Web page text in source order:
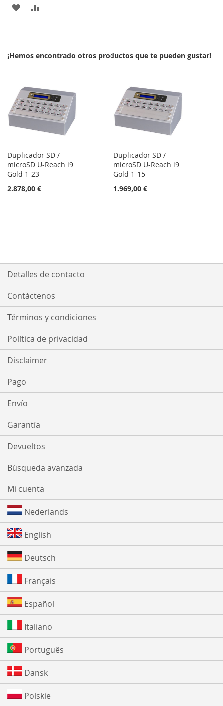
AÑADIR
LISTA
DESEOS
¡Hemos encontrado otros productos que te pueden gustar!
Duplicador SD /
microSD U-Reach i9
Gold 1-23
2.878,00 €
Duplicador SD /
microSD U-Reach i9
Gold 1-15
1.969,00 €
Detalles de contacto
Contáctenos
Términos y condiciones
Política de privacidad
Disclaimer
Pago
Envío
Garantía
Devueltos
Búsqueda avanzada
Mi cuenta
Nederlands
English
Deutsch
Français
Español
Italiano
Português
Dansk
Polskie